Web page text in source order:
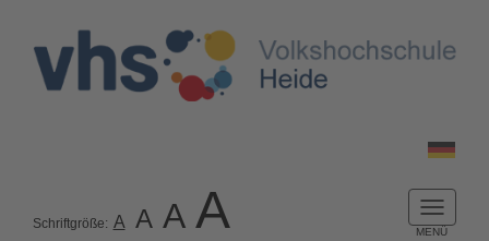
Schriftgröße: A A A A